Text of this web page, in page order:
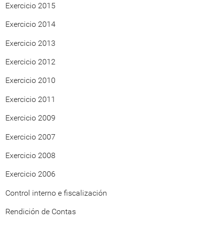
Exercicio 2015
Exercicio 2014
Exercicio 2013
Exercicio 2012
Exercicio 2010
Exercicio 2011
Exercicio 2009
Exercicio 2007
Exercicio 2008
Exercicio 2006
Control interno e fiscalización
Rendición de Contas